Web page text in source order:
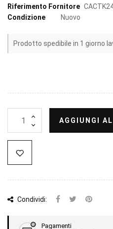
Riferimento Fornitore
Condizione
Nuovo
Prodotto spedibile in 1 giorno
AGGIUNGI
Condividi:
Pagamenti